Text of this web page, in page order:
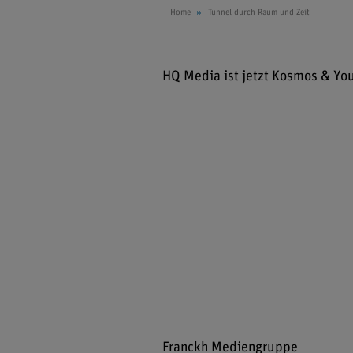
Home Tunnel durch Raum und Zeit
HQ Media ist jetzt Kosmos &
Franckh Mediengruppe